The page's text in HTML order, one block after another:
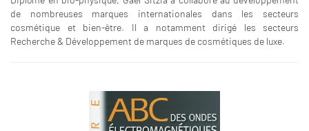
de nombreuses marques internationales dans les secteurs
cosmétique et bien-être. Il a notamment dirigé les secteurs
Recherche & Développement de marques de cosmétiques de luxe.